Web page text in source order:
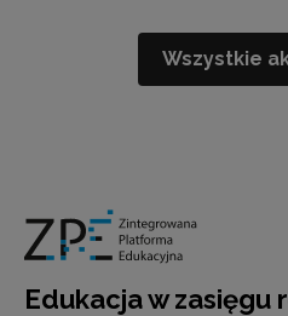
Wszystkie
Edukacja w zasięgu